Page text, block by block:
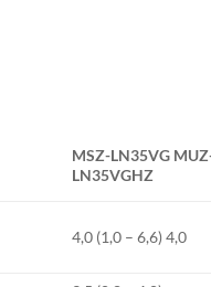
MSZ-LN35VG
LN35VGHZ
4,0 (1,0 – 6,6) 4,0